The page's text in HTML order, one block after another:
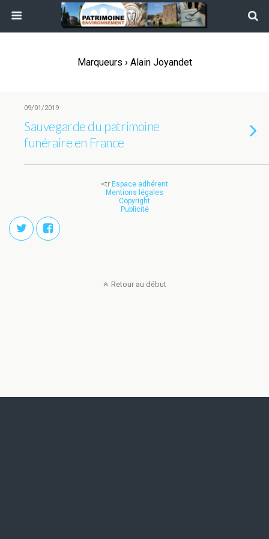
Marqueurs › Alain Joyandet
09/01/2019
Sauvegarde du patrimoine
funéraire en France
<tr Espace adhérent
Mentions légales
Copyright
Publicité
Retour au début